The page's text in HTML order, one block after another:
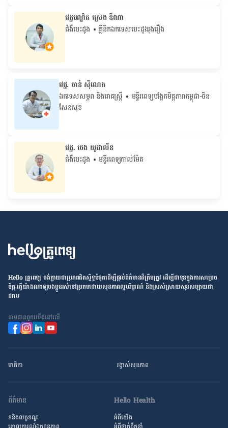
វេជ្ជបណ្ឌិត ស្រេង ឌីណា
ជំងឺបេះដូង • គ្លីនិកឯកទេសបេះដូងរុងរឿង
វេជ្ជ. ចាន់ ស៊ីណេត
ឯកទេសសម្ភព និងរោគស្ត្រី • ម​ន្ទីរពេទ្យបង្អែកមិត្តភាពកម្ពុជា-ចិន
សែនសុខ
វេជ្ជ. ថេង យូដាលីន
ជំងឺបេះដូង • មន្ទីរពេទ្យកាល់ម៉ែត
Hello គ្រូពេទ្យ ​ចង់​ក្លាយ​ជា​ប្រភព​ជិតស្និទ្ធបំផុតដើម្បី​ផ្ដល់​ព័ត៌មាន​ដ៏​ត្រឹមត្រូវ​ ដើម្បី​ជា​ទុន​ក្នុង​ការ​សម្រេច​
ចិត្ត ធ្វើ​យ៉ាង​ណា​ឲ្យ​បងប្អូន​រស់នៅ​ប្រកប​ដោយ​សុខភាព​ល្អ​បរិបូរណ៍ និង​ស្រស់ស្រាយ​សុខសប្បាយ​ជា​
ដរាប
តាម​ដាន​ពួក​យើង​នៅ​លើ
មាតិកា រង្វាស់​សុខភាព
ព័ត៌មាន
ខនិងលក្ខខណ្ឌ
Hello Health
អំពីយើង